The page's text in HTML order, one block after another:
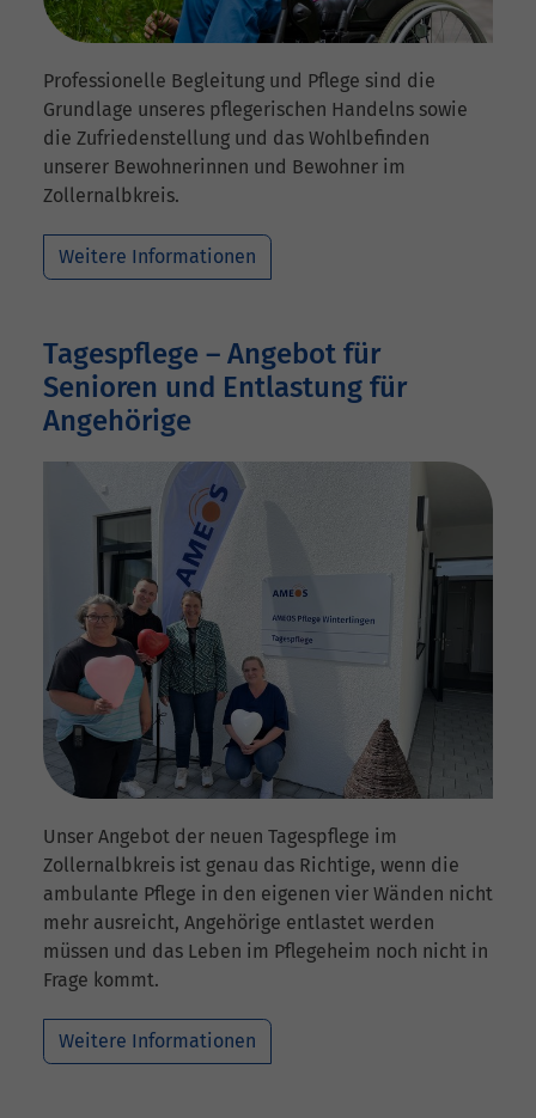
Professionelle Begleitung und Pflege sind die
Grundlage unseres pflegerischen Handelns sowie
die Zufriedenstellung und das Wohlbefinden
unserer Bewohnerinnen und Bewohner im
Zollernalbkreis.
Weitere Informationen
Tagespflege – Angebot für
Senioren und Entlastung für
Angehörige
Unser Angebot der neuen Tagespflege im
Zollernalbkreis ist genau das Richtige, wenn die
ambulante Pflege in den eigenen vier Wänden nicht
mehr ausreicht, Angehörige entlastet werden
müssen und das Leben im Pflegeheim noch nicht in
Frage kommt.
Weitere Informationen